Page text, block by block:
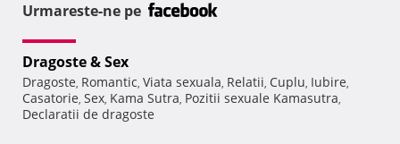
Urmareste-ne pe
Dragoste & Sex
Dragoste, Romantic, Viata sexuala, Relatii, Cuplu, Iubire,
Casatorie, Sex, Kama Sutra, Pozitii sexuale Kamasutra,
Declaratii de dragoste